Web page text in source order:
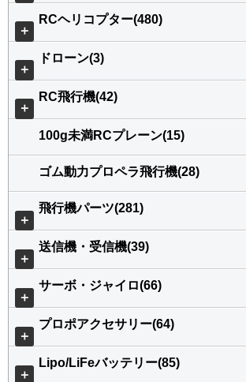
＋
RCヘリコプター(480)
＋
ドローン(3)
＋
RC飛行機(42)
100g未満RCプレーン(15)
ゴム動力プロペラ飛行機(28)
＋
飛行機パーツ(281)
＋
送信機・受信機(39)
＋
サーボ・ジャイロ(66)
＋
プロポアクセサリー(64)
＋
Lipo/LiFeバッテリー(85)